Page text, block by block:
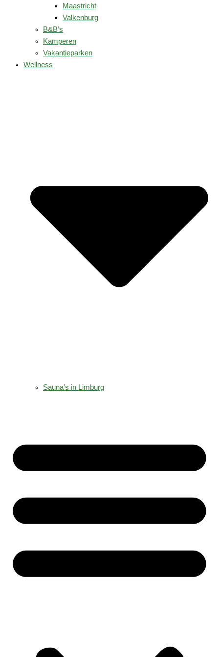
Maastricht
Valkenburg
B&B’s
Kamperen
Vakantieparken
Wellness
Sauna’s in Limburg